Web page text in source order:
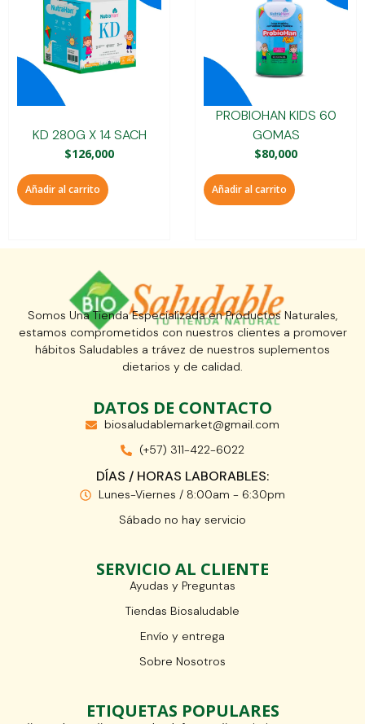
KD 280G X 14 SACH
$126,000
Añadir al carrito
PROBIOHAN KIDS 60
GOMAS
$80,000
Añadir al carrito
Somos Una Tienda Especializada en Productos Naturales,
estamos comprometidos con nuestros clientes a promover
hábitos Saludables a trávez de nuestros suplementos
dietarios y de calidad.
DATOS DE CONTACTO
biosaludablemarket@gmail.com
(+57) 311-422-6022
DÍAS / HORAS LABORABLES:
Lunes-Viernes / 8:00am - 6:30pm
Sábado no hay servicio
SERVICIO AL CLIENTE
Ayudas y Preguntas
Tiendas Biosaludable
Envío y entrega
Sobre Nosotros
ETIQUETAS POPULARES